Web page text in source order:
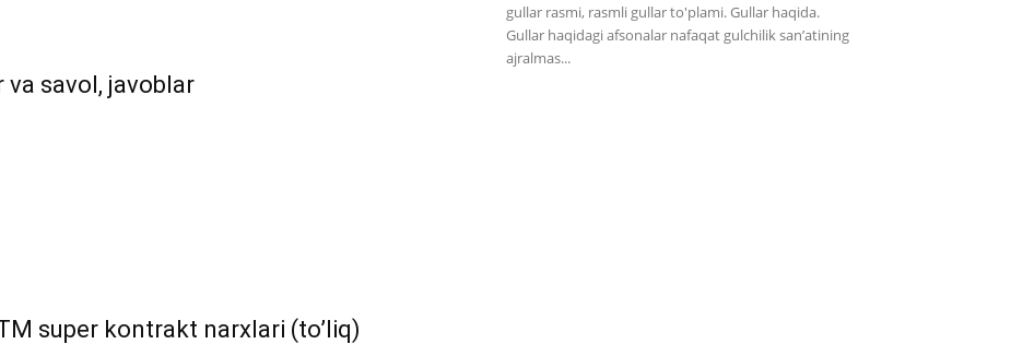
va savol, javoblar
super kontrakt narxlari (to’liq)
gullar rasmi, rasmli gullar to'plami. Gullar haqida.
Gullar haqidagi afsonalar nafaqat gulchilik san’atining
ajralmas...